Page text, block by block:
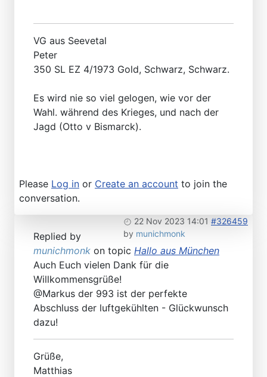
VG aus Seevetal
Peter
350 SL EZ 4/1973 Gold, Schwarz, Schwarz.
Es wird nie so viel gelogen, wie vor der
Wahl. während des Krieges, und nach der
Jagd (Otto v Bismarck).
Please Log in or Create an account to join the
conversation.
22 Nov 2023 14:01 #326459
by munichmonk
Replied by
munichmonk on topic Hallo aus München
Auch Euch vielen Dank für die
Willkommensgrüße!
@Markus der 993 ist der perfekte
Abschluss der luftgekühlten - Glückwunsch
dazu!
Grüße,
Matthias